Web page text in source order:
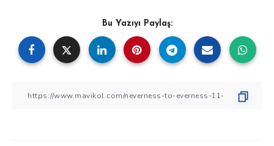
Bu Yazıyı Paylaş: